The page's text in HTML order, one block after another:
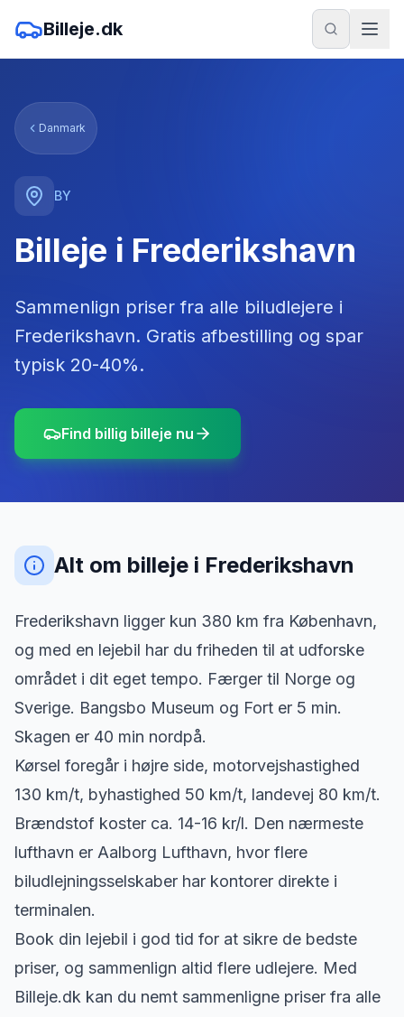
Billeje.dk
Danmark
BY
Billeje i Frederikshavn
Sammenlign priser fra alle biludlejere i
Frederikshavn. Gratis afbestilling og spar
typisk 20-40%.
Find billig billeje nu
Alt om billeje i Frederikshavn
Frederikshavn ligger kun 380 km fra København,
og med en lejebil har du friheden til at udforske
området i dit eget tempo. Færger til Norge og
Sverige. Bangsbo Museum og Fort er 5 min.
Skagen er 40 min nordpå.
Kørsel foregår i højre side, motorvejshastighed
130 km/t, byhastighed 50 km/t, landevej 80 km/t.
Brændstof koster ca. 14-16 kr/l. Den nærmeste
lufthavn er Aalborg Lufthavn, hvor flere
biludlejningsselskaber har kontorer direkte i
terminalen.
Book din lejebil i god tid for at sikre de bedste
priser, og sammenlign altid flere udlejere. Med
Billeje.dk kan du nemt sammenligne priser fra alle